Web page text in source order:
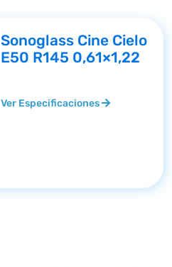
Sonoglass Cine Cielo
E50 R145 0,61×1,22
Ver Especificaciones